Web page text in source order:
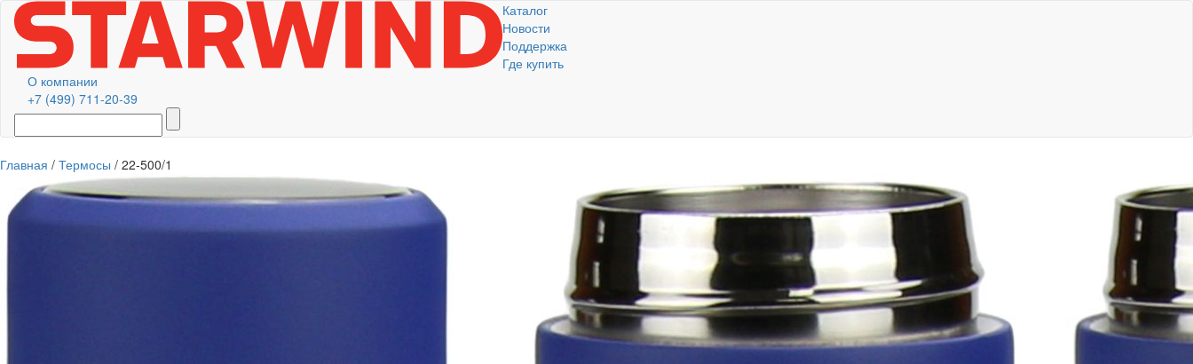
Каталог
Новости
Поддержка
Где купить
О компании
+7 (499) 711-20-39
Главная / Термосы / 22-500/1